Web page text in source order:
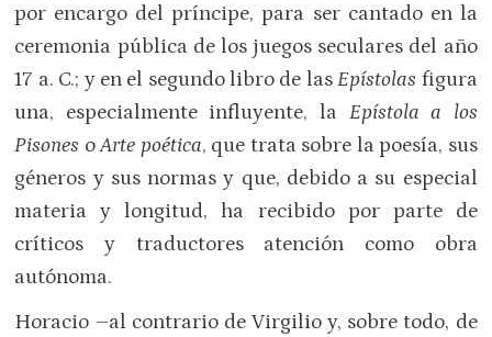
por encargo del príncipe, para ser cantado en la
ceremonia pública de los juegos seculares del año
17 a. C.; y en el segundo libro de lasEpístolas figura
una, especialmente influyente, la Epístola a los
Pisones oArte poética, que trata sobre la poesía, sus
géneros y sus normas y que, debido a su especial
materia y longitud, ha recibido por parte de
críticos y traductores atención como obra
autónoma.
Horacio –al contrario de Virgilio y, sobre todo, de